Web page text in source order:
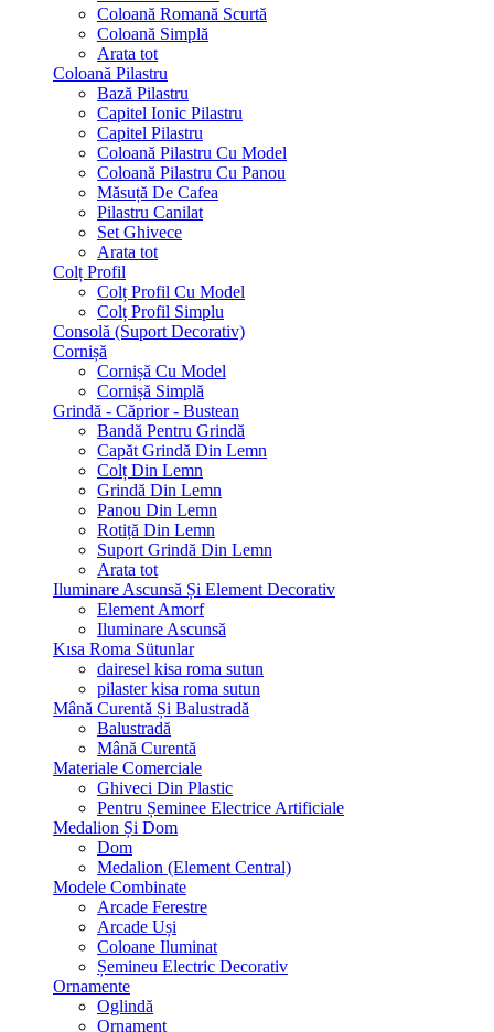
Coloană Romană Scurtă
Coloană Simplă
Arata tot
Coloană Pilastru
Bază Pilastru
Capitel Ionic Pilastru
Capitel Pilastru
Coloană Pilastru Cu Model
Coloană Pilastru Cu Panou
Măsuță De Cafea
Pilastru Canilat
Set Ghivece
Arata tot
Colț Profil
Colț Profil Cu Model
Colț Profil Simplu
Consolă (Suport Decorativ)
Cornișă
Cornișă Cu Model
Cornișă Simplă
Grindă - Căprior - Bustean
Bandă Pentru Grindă
Capăt Grindă Din Lemn
Colț Din Lemn
Grindă Din Lemn
Panou Din Lemn
Rotiță Din Lemn
Suport Grindă Din Lemn
Arata tot
Iluminare Ascunsă Și Element Decorativ
Element Amorf
Iluminare Ascunsă
Kısa Roma Sütunlar
dairesel kisa roma sutun
pilaster kisa roma sutun
Mână Curentă Și Balustradă
Balustradă
Mână Curentă
Materiale Comerciale
Ghiveci Din Plastic
Pentru Șeminee Electrice Artificiale
Medalion Și Dom
Dom
Medalion (Element Central)
Modele Combinate
Arcade Ferestre
Arcade Uși
Coloane Iluminat
Șemineu Electric Decorativ
Ornamente
Oglindă
Ornament